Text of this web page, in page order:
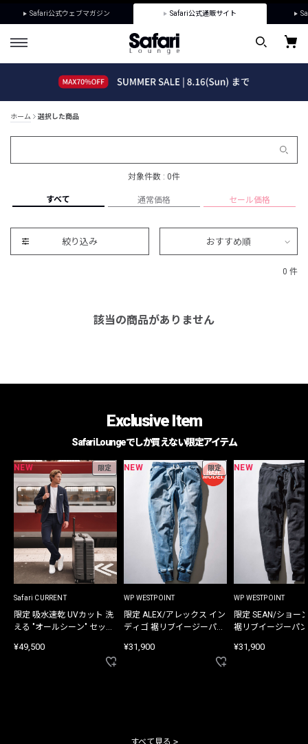
Safari公式ウェブマガジン Safari公式通販サイト
ホーム 選択した商品
対象件数 : 0件
すべて 通常価格 セール価格
絞り込み おすすめ順
0 件
該当の商品がありません
Exclusive Item
Safari Loungeでしか買えない限定アイテム
NEW 限定
Safari CURRENT
限定 吸水速乾 UVカット 洗
える "オールシーン" セット
¥49,500
NEW 限定
WP WESTPOINT
限定 ALEX/アレックス イン
ディゴ 裾リブイージーパン
¥31,900
NEW
WP WESTPOINT
限定 SEAN/ショー
裾リブイージーパ
¥31,900
すべて見る